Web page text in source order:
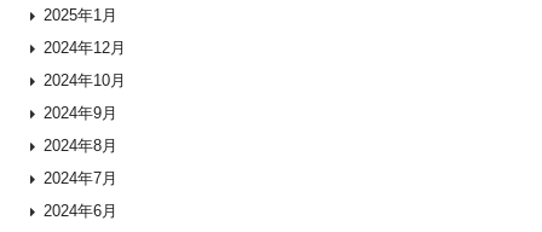
2025年1月
2024年12月
2024年10月
2024年9月
2024年8月
2024年7月
2024年6月